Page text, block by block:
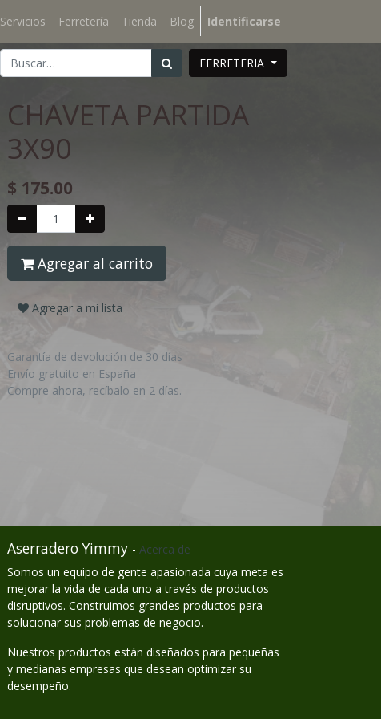
Servicios Ferretería Tienda Blog Identificarse
FERRETERIA
CHAVETA PARTIDA
3X90
$ 175.00
Agregar al carrito
Agregar a mi lista
Garantía de devolución de 30 días
Envío gratuito en España
Compre ahora, recíbalo en 2 días.
Aserradero Yimmy - Acerca de
Somos un equipo de gente apasionada cuya meta es
mejorar la vida de cada uno a través de productos
disruptivos. Construimos grandes productos para
solucionar sus problemas de negocio.
Nuestros productos están diseñados para pequeñas
y medianas empresas que desean optimizar su
desempeño.